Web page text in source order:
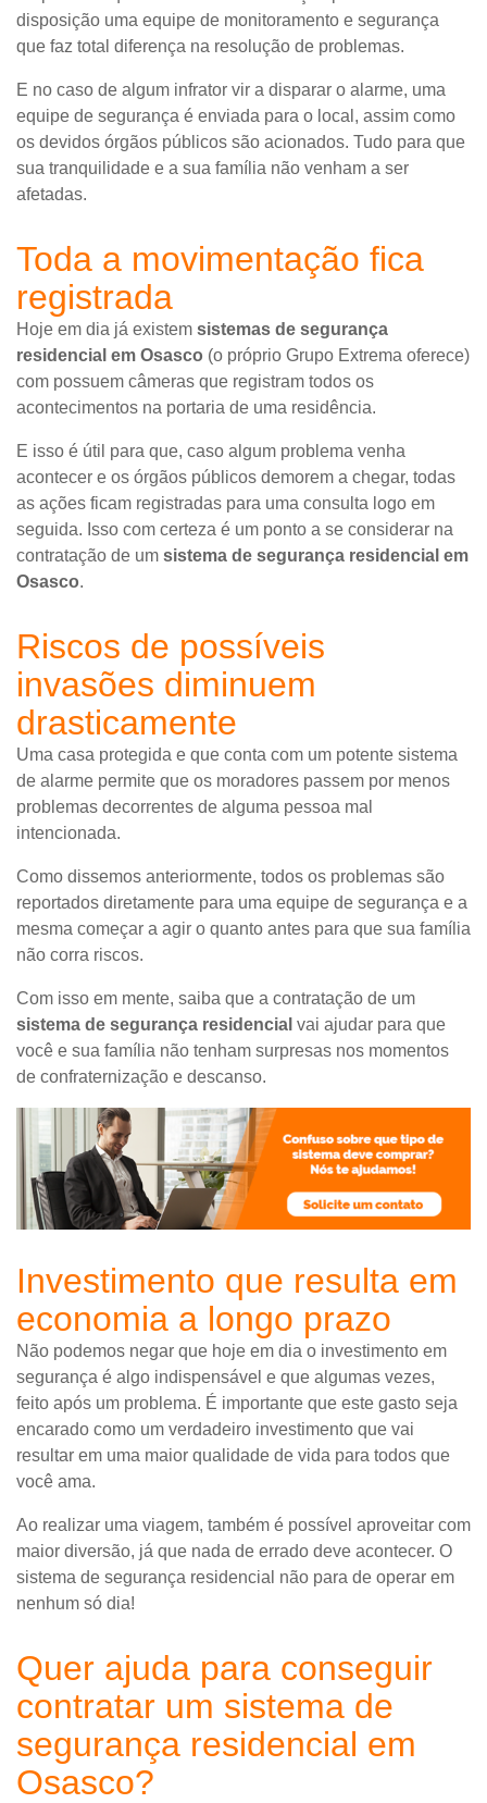
disposição uma equipe de monitoramento e segurança
que faz total diferença na resolução de problemas.
E no caso de algum infrator vir a disparar o alarme, uma
equipe de segurança é enviada para o local, assim como
os devidos órgãos públicos são acionados. Tudo para que
sua tranquilidade e a sua família não venham a ser
afetadas.
Toda a movimentação fica
registrada
Hoje em dia já existem sistemas de segurança
residencial em Osasco (o próprio Grupo Extrema oferece)
com possuem câmeras que registram todos os
acontecimentos na portaria de uma residência.
E isso é útil para que, caso algum problema venha
acontecer e os órgãos públicos demorem a chegar, todas
as ações ficam registradas para uma consulta logo em
seguida. Isso com certeza é um ponto a se considerar na
contratação de um sistema de segurança residencial em
Osasco.
Riscos de possíveis
invasões diminuem
drasticamente
Uma casa protegida e que conta com um potente sistema
de alarme permite que os moradores passem por menos
problemas decorrentes de alguma pessoa mal
intencionada.
Como dissemos anteriormente, todos os problemas são
reportados diretamente para uma equipe de segurança e a
mesma começar a agir o quanto antes para que sua família
não corra riscos.
Com isso em mente, saiba que a contratação de um
sistema de segurança residencial vai ajudar para que
você e sua família não tenham surpresas nos momentos
de confraternização e descanso.
Investimento que resulta em
economia a longo prazo
Não podemos negar que hoje em dia o investimento em
segurança é algo indispensável e que algumas vezes,
feito após um problema. É importante que este gasto seja
encarado como um verdadeiro investimento que vai
resultar em uma maior qualidade de vida para todos que
você ama.
Ao realizar uma viagem, também é possível aproveitar com
maior diversão, já que nada de errado deve acontecer. O
sistema de segurança residencial não para de operar em
nenhum só dia!
Quer ajuda para conseguir
contratar um sistema de
segurança residencial em
Osasco?